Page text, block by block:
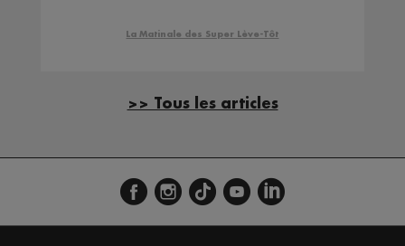
La Matinale des Super Lève-Tôt
>> Tous les articles